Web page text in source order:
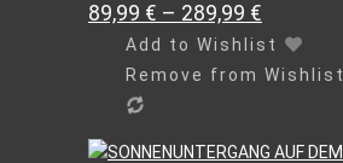
Optionen
können
Produktseite
gewählt
89,99 € – 289,99 €
Add to Wishlist
Remove from Wishlist
Dieses